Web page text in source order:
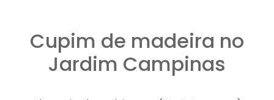
Cupim de madeira no
Jardim Campinas